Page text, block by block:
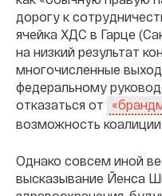
дорогу к
ячейка ХДС в Гарце
на низкий результат
многочисленные
федеральному
отказаться от
возможность
Однако совсем иной
высказывание Йенса